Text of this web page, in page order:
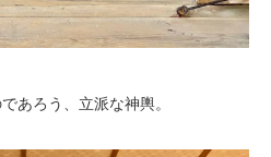
あろう、立派な神輿。